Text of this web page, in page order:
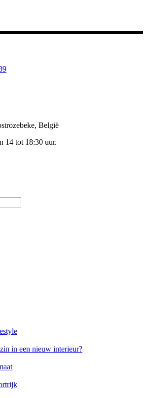
België
14 tot 18:30 uur.
in een nieuw interieur?